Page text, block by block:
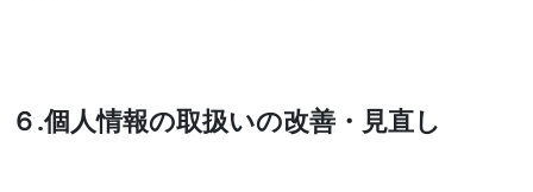
６.個人情報の取扱いの改善・見直し